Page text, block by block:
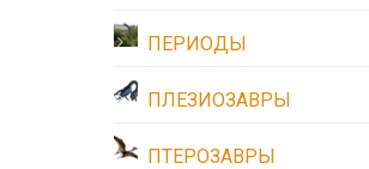
ПЕРИОДЫ
ПЛЕЗИОЗАВРЫ
ПТЕРОЗАВРЫ